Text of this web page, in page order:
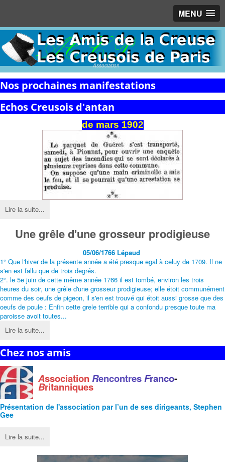
MENU
Association
Nos prochaines manifestations
Echos Creusois d'antan
de mars 1902
Lire la suite...
Une grêle d'une grosseur prodigieuse
05/06/1766 Lépaud
1° Que l'hiver de la présente année a été presque egal à celuy de 1709. Il ne
s'en est fallu que de trois degrés.
2°. le 5e juin de cette même année 1766 il est tombé, environ les trois
heures du soir, une grêle d'une grosseur prodigieuse; elle étoit communément
comme des oeufs de pigeon, il s'en est trouvé qui étoit aussi grosse que des
oeufs de poule : Enfin cette grele terrible qui a confondu presque toute ma
paroisse avoit toutes...
Lire la suite...
Chez nos amis
AssociationRencontresFranco-
Britanniques
Présentation de l'association par l’un de ses dirigeants, Stephen
Gee
Lire la suite...